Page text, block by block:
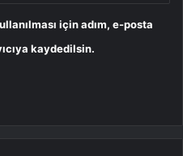
için adım, e-posta
kaydedilsin.